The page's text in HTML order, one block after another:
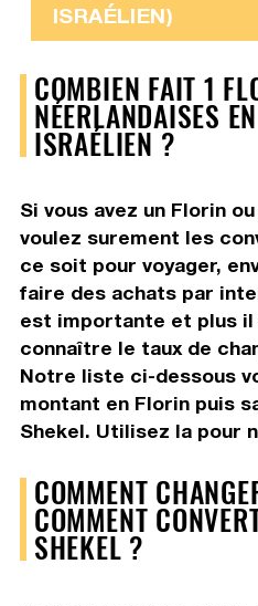
ISRAÉLIEN)
COMBIEN FAIT 1
NÉERLANDAISES
ISRAÉLIEN ?
Si vous avez un Florin
voulez surement les
ce soit pour voyager,
faire des achats par
est importante et plus
connaître le taux de
Notre liste ci-dessous
montant en Florin puis
Shekel. Utilisez la pour
COMMENT
COMMENT
SHEKEL ?